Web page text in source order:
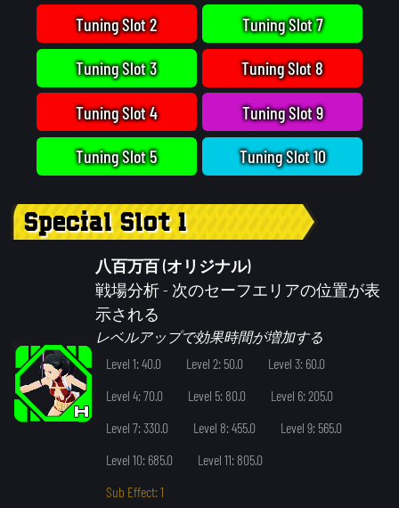
Tuning Slot 2
Tuning Slot 3
Tuning Slot 4
Tuning Slot 5
Tuning Slot 7
Tuning Slot 8
Tuning Slot 9
Tuning Slot 10
Special Slot 1
八百万百 (オリジナル)
戦場分析- 次のセーフエリアの位置が表
示される
レベルアップで効果時間が増加する
Level 1: 40.0
Level 2: 50.0
Level 3: 60.0
Level 4: 70.0
Level 5: 80.0
Level 6: 205.0
Level 7: 330.0
Level 8: 455.0
Level 9: 565.0
Level 10: 685.0
Level 11: 805.0
Sub Effect: 1